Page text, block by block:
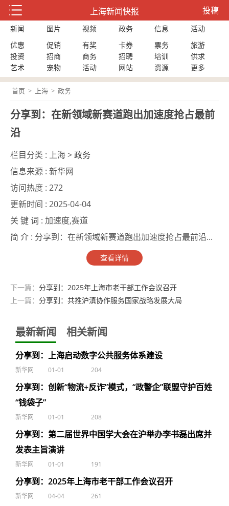
上海新闻快报 投稿
新闻 图片 视频 政务 信息
活动
优惠
促销 有奖 卡券 票务
旅游
投资
招商 商务 招聘 培训
供求
艺术
宠物 活动 网站 资源 更多
首页 > 上海 > 政务
分享到：在新领域新赛道跑出加速度抢占最前
沿
栏目分类 : 上海 >政务
信息来源 : 新华网
访问热度 : 272
更新时间 : 2025-04-04
关 键 词 : 加速度,赛道
简 介 : 分享到：在新领域新赛道跑出加速度抢占最前沿...
查看详情
下一篇： 分享到：2025年上海市老干部工作会议召开
上一篇： 分享到：共推沪滇协作服务国家战略发展大局
最新新闻 相关新闻
分享到：上海启动数字公共服务体系建设
新华网 01-01 204
分享到：创新“物流+反诈”模式，“政警企”联盟守护百姓
“钱袋子”
新华网 01-01 208
分享到：第二届世界中国学大会在沪举办李书磊出席并
发表主旨演讲
新华网 01-01 191
分享到：2025年上海市老干部工作会议召开
新华网 04-04 261